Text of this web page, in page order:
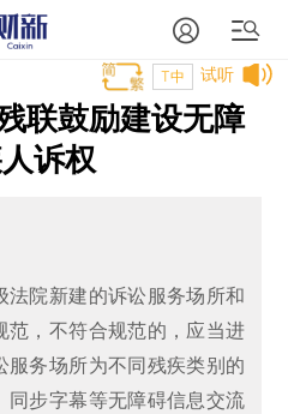
试听
T中
联鼓励建设无障
诉权
法院新建的诉讼服务场所和
范，不符合规范的，应当进
务场所为不同残疾类别的
同步字幕等无障碍信息交流